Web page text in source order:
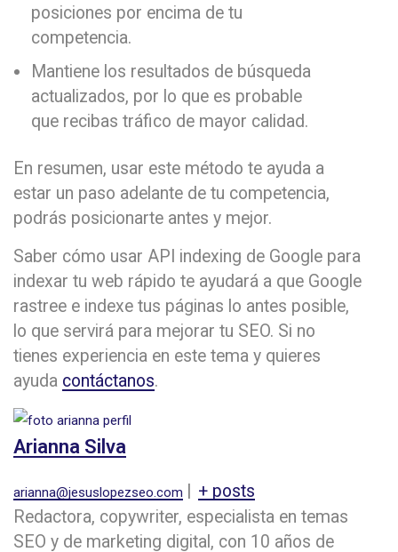
posiciones por encima de tu
competencia.
Mantiene los resultados de búsqueda
actualizados, por lo que es probable
que recibas tráfico de mayor calidad.
En resumen, usar este método te ayuda a
estar un paso adelante de tu competencia,
podrás posicionarte antes y mejor.
Saber cómo usar API indexing de Google para
indexar tu web rápido te ayudará a que Google
rastree e indexe tus páginas lo antes posible,
lo que servirá para mejorar tu SEO. Si no
tienes experiencia en este tema y quieres
ayuda contáctanos.
Arianna Silva
arianna@jesuslopezseo.com
+ posts
Redactora, copywriter, especialista en temas
SEO y de marketing digital, con 10 años de